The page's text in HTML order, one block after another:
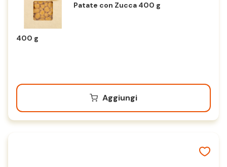
Patate con Zucca 400 g
400 g
Aggiungi